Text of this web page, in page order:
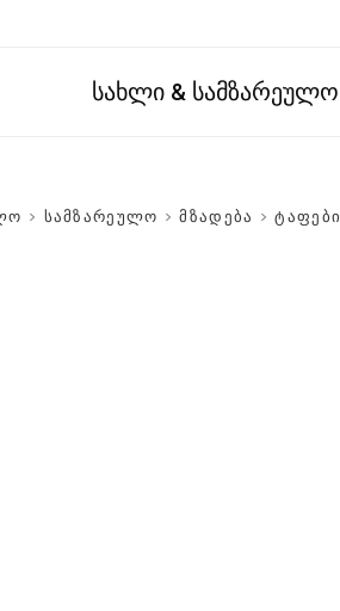
სახლი & სამზარეულო
> სამზარეულო >მზადება >ტაფები